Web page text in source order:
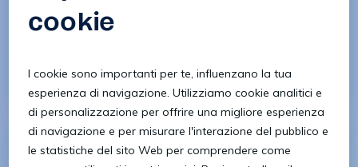
pizzaiolo
26/1/2024 Vedi offerta
Turismo e ristorazione